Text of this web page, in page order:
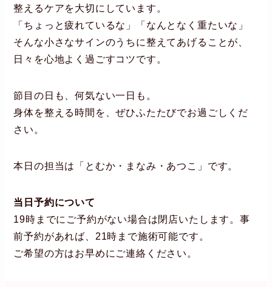
整えるケアを大切にしています。
「ちょっと疲れているな」「なんとなく重たいな」
そんな小さなサインのうちに整えてあげることが、
日々を心地よく過ごすコツです。
節目の日も、何気ない一日も。
身体を整える時間を、ぜひふたたびでお過ごしくだ
さい。
本日の担当は「とむか・まなみ・あつこ」です。
当日予約について
19時までにご予約がない場合は閉店いたします。事
前予約があれば、21時まで施術可能です。
ご希望の方はお早めにご連絡ください。